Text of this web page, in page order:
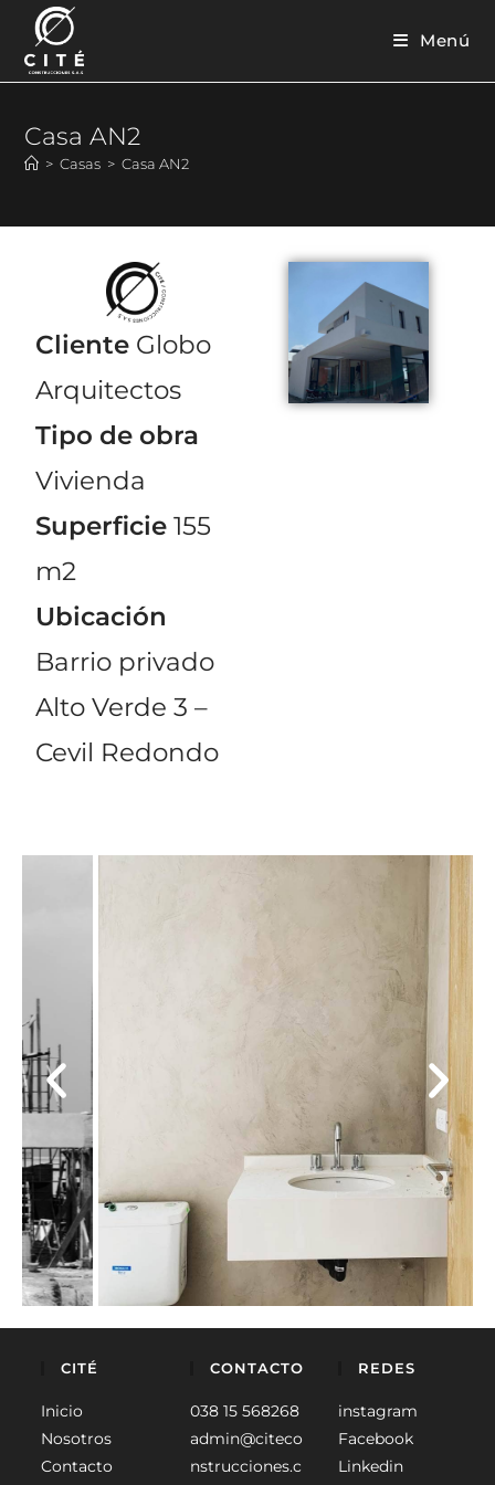
Menú
Casa AN2
> Casas > Casa AN2
Cliente Globo
Arquitectos
Tipo de obra
Vivienda
Superficie 155
m2
Ubicación
Barrio privado
Alto Verde 3 –
Cevil Redondo
CITÉ
Inicio
Nosotros
Contacto
CONTACTO
038 15 568268
admin@citeco
nstrucciones.c
REDES
instagram
Facebook
Linkedin